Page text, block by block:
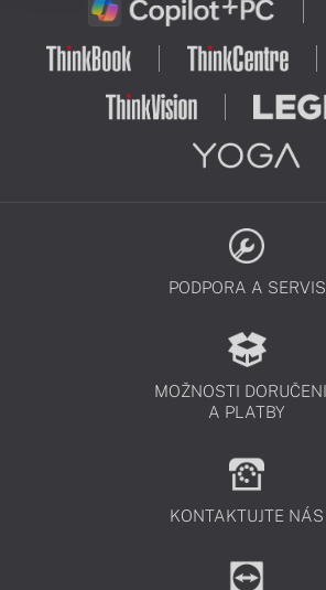
PODPORA A SERVIS
MOŽNOSTI
A PLATBY
KONTAKTUJTE NÁS